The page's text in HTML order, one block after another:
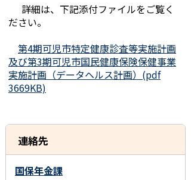
詳細は、下記添付ファイルをご覧く
ださい。
第4期可児市特定健康診査等実施計画
及び第3期可児市国民健康保険保健事業
実施計画（データヘルス計画）(pdf
3669KB)
連絡先
国保年金課